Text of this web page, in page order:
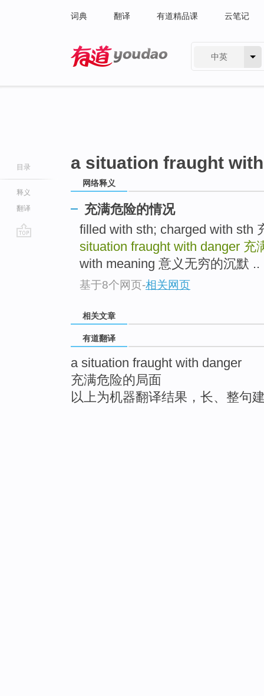
词典 翻译 有道精品课 云笔记
中英
目录
释义
翻译
a situation fraught
网络释义
充满危险的情况
filled with sth; charged with sth
situation fraught with danger 充
with meaning 意义无穷的沉默 ..
基于8个网页-相关网页
相关文章
有道翻译
a situation fraught with danger
充满危险的局面
以上为机器翻译结果，长、整句